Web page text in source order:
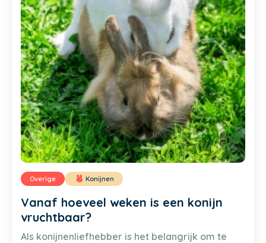
Overige Konijnen
Vanaf hoeveel weken is een konijn
vruchtbaar?
Als konijnenliefhebber is het belangrijk om te